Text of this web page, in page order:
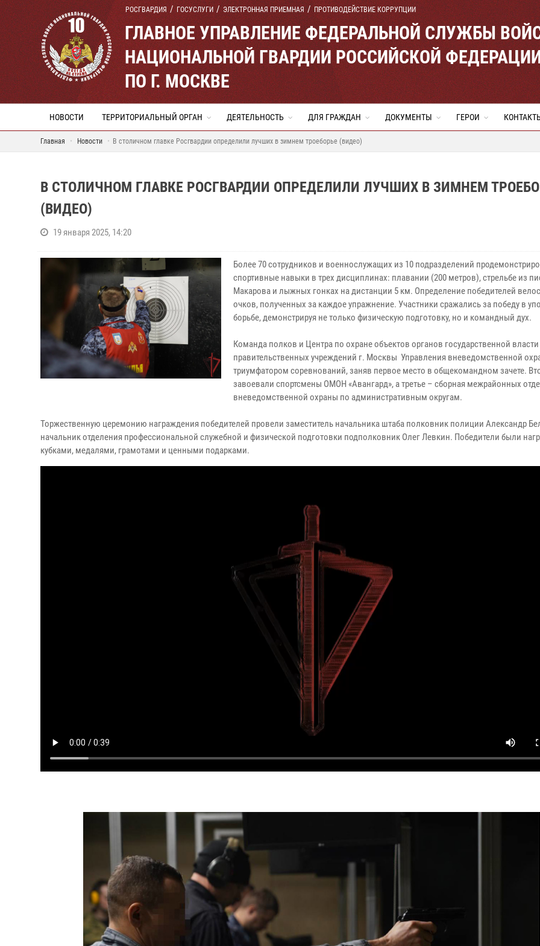
РОСГВАРДИЯ ГОСУСЛУГИ ЭЛЕКТРОННАЯ ПРИЕМНАЯ ПРОТИВОДЕЙСТВИЕ КОРРУПЦИИ
ГЛАВНОЕ УПРАВЛЕНИЕ ФЕДЕРАЛЬНОЙ СЛУЖБЫ
НАЦИОНАЛЬНОЙ ГВАРДИИ РОССИЙСКОЙ
ПО Г. МОСКВЕ
НОВОСТИ ТЕРРИТОРИАЛЬНЫЙ ОРГАН ДЕЯТЕЛЬНОСТЬ ДЛЯ ГРАЖДАН ДОКУМЕНТЫ ГЕРОИ
Главная Новости В столичном главке Росгвардии определили лучших в зимнем троеборье (видео)
В СТОЛИЧНОМ ГЛАВКЕ РОСГВАРДИИ ОПРЕДЕЛИЛИ ЛУЧШИХ В ЗИМНЕМ
(ВИДЕО)
19 января 2025, 14:20
Более 70 сотрудников и военнослужащих из 10 подразделений
спортивные навыки в трех дисциплинах: плавании (200 метров), стрельбе из
Макарова и лыжных гонках на дистанции 5 км. Определение победителей
очков, полученных за каждое упражнение. Участники сражались за победу в
борьбе, демонстрируя не только физическую подготовку, но и командный дух.
Команда полков и Центра по охране объектов органов государственной власти
правительственных учреждений г. Москвы Управления вневедомственной
триумфатором соревнований, заняв первое место в общекомандном зачете.
завоевали спортсмены ОМОН «Авангард», а третье – сборная межрайонных
вневедомственной охраны по административным округам.
Торжественную церемонию награждения победителей провели заместитель начальника штаба полковник полиции Александр
начальник отделения профессиональной служебной и физической подготовки подполковник Олег Левкин. Победители были
кубками, медалями, грамотами и ценными подарками.